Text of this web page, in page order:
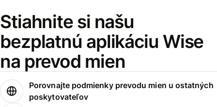
Stiahnite si našu
bezplatnú aplikáciu Wise
na prevod mien
Porovnajte podmienky prevodu mien u ostatných
poskytovateľov